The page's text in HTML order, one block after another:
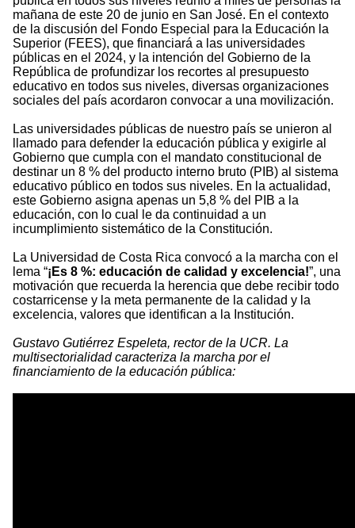
mañana de este 20 de junio en San José. En el contexto
de la discusión del Fondo Especial para la Educación la
Superior (FEES), que financiará a las universidades
públicas en el 2024, y la intención del Gobierno de la
República de profundizar los recortes al presupuesto
educativo en todos sus niveles, diversas organizaciones
sociales del país acordaron convocar a una movilización.
Las universidades públicas de nuestro país se unieron al
llamado para defender la educación pública y exigirle al
Gobierno que cumpla con el mandato constitucional de
destinar un 8 % del producto interno bruto (PIB) al sistema
educativo público en todos sus niveles. En la actualidad,
este Gobierno asigna apenas un 5,8 % del PIB a la
educación, con lo cual le da continuidad a un
incumplimiento sistemático de la Constitución.
La Universidad de Costa Rica convocó a la marcha con el
lema “¡Es 8 %: educación de calidad y excelencia!”, una
motivación que recuerda la herencia que debe recibir todo
costarricense y la meta permanente de la calidad y la
excelencia, valores que identifican a la Institución.
Gustavo Gutiérrez Espeleta, rector de la UCR. La
multisectorialidad caracteriza la marcha por el
financiamiento de la educación pública: